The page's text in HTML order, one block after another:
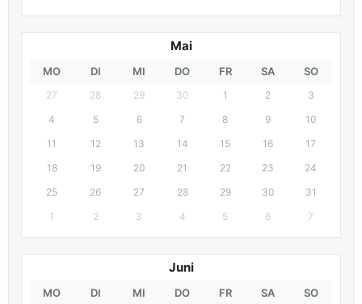
Mai
MO DI MI DO FR SA SO
27 28 29 30 1 2
3
4
5 6 7 8 9
10
11
12 13 14 15 16
17
18
19 20 21 22 23
24
25
26 27 28 29 30
31
1
2 3 4 5 6 7
Juni
MO DI MI DO FR SA SO